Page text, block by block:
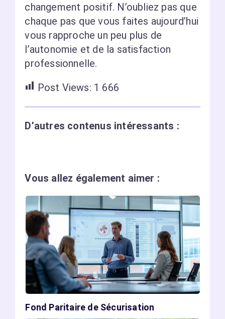
changement positif. N’oubliez pas que
chaque pas que vous faites aujourd’hui
vous rapproche un peu plus de
l’autonomie et de la satisfaction
professionnelle.
Post Views: 1 666
D’autres contenus intéressants :
Vous allez également aimer :
Fond Paritaire de Sécurisation